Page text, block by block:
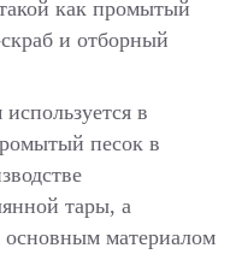
как промытый
и отборный
в
песок в
тары, а
основным материалом